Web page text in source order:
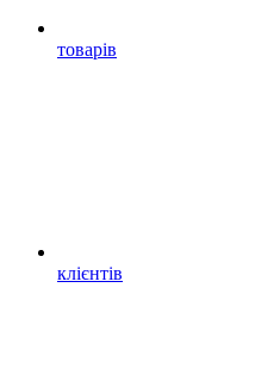
товарів
клієнтів